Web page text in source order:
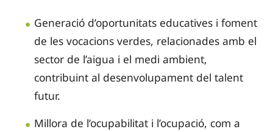
Generació d’oportunitats educatives i foment
de les vocacions verdes, relacionades amb el
sector de l’aigua i el medi ambient,
contribuint al desenvolupament del talent
futur.
Millora de l’ocupabilitat i l’ocupació, com a